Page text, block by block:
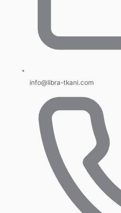
info@libra-tkani.com